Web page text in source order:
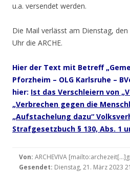
u.a. versendet werden.
Die Mail verlässt am Dienstag,
Uhr die ARCHE.
Hier der Text mit Betreff
Pforzheim – OLG Karlsruhe –
hier: Ist das Verschleiern von
„Verbrechen gegen die
„Aufstachelung dazu“
Strafgesetzbuch § 130, Abs. 1
Von: ARCHEVIVA
Gesendet: Dienstag, 21. März 2023